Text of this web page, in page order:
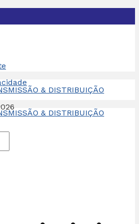
& DISTRIBUIÇÃO
& DISTRIBUIÇÃO